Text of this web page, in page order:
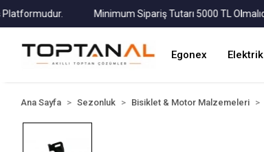
Minimum Sipariş Tutarı 5000 TL Olmalıdır.
Egonex Elektrik
Ana Sayfa Sezonluk Bisiklet & Motor Malzemeleri